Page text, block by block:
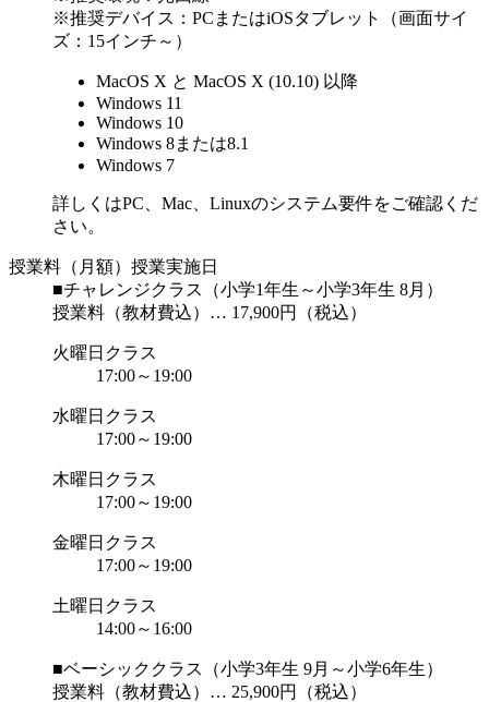
※推奨デバイス：PCまたはiOSタブレット（画面サイ
ズ：15インチ～）
MacOS X と MacOS X (10.10) 以降
Windows 11
Windows 10
Windows 8または8.1
Windows 7
詳しくはPC、 Mac、Linuxのシステム要件をご確認くだ
さい。
授業料（月額） 授業実施日
■チャレンジクラス（小学1年生～小学3年生 8月）
授業料（教材費込）… 17,900円（税込）
火曜日クラス
17:00～19:00
水曜日クラス
17:00～19:00
木曜日クラス
17:00～19:00
金曜日クラス
17:00～19:00
土曜日クラス
14:00～16:00
■ベーシッククラス（小学3年生 9月～小学6年生）
授業料（教材費込）… 25,900円（税込）